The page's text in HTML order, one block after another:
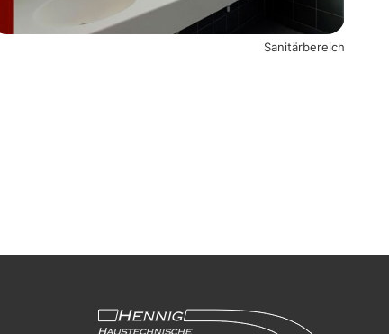
Sanitärbereich